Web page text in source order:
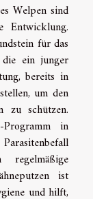
Welpen sind
Entwicklung.
für das
ein junger
bereits in
um den
zu schützen.
in
ist
und hilft,